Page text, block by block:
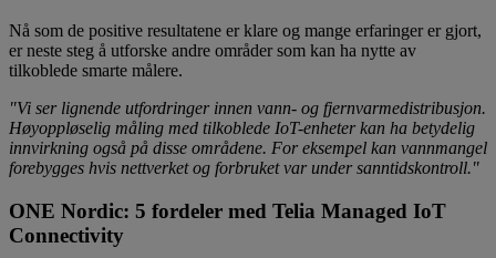
Nå som de positive resultatene er klare og mange erfaringer er gjort,
er neste steg å utforske andre områder som kan ha nytte av
tilkoblede smarte målere.
"Vi ser lignende utfordringer innen vann- og fjernvarmedistribusjon.
Høyoppløselig måling med tilkoblede IoT-enheter kan ha betydelig
innvirkning også på disse områdene. For eksempel kan vannmangel
forebygges hvis nettverket og forbruket var under sanntidskontroll."
ONE Nordic: 5 fordeler med Telia Managed IoT
Connectivity